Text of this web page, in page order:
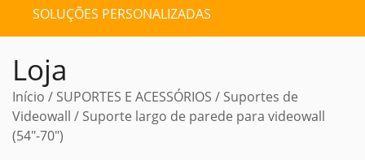
SOLUÇÕES PERSONALIZADAS
Loja
Início / SUPORTES E ACESSÓRIOS / Suportes de
Videowall / Suporte largo de parede para videowall
(54″-70″)